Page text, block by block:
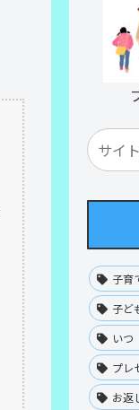
子育
子ど
いつ
プレ
お返